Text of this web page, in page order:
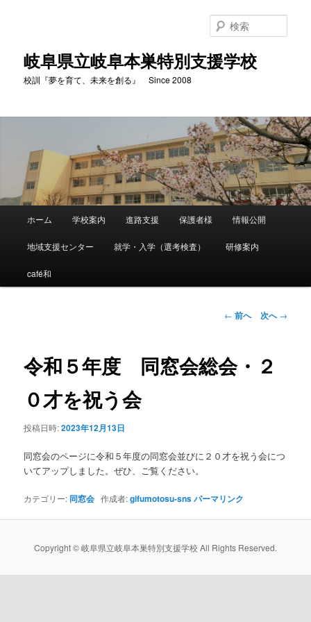
岐阜県立岐阜本巣特別支援学校
校訓『夢を育て、未来を創る』 Since 2008
索
ュ
メ
イ
ン
テ
ン
ツ
へ
動
ホーム 学校案内 進路支援 保護者様 情報公開
地域支援センター 就学・入学（選考検査） 研修案内
café和
投
ビ
ゲ
← 前へ 次へ→
令和５年度 同窓会総会・２
０才を祝う会
投稿日時:2023年12月13日
同窓会のページに令和５年度の同窓会並びに２０才を祝う会につ
いてアップしました。ぜひ、ご覧ください。
カテゴリー: 同窓会 作成者:gifumotosu-snsパーマリンク
Copyright © 岐阜県立岐阜本巣特別支援学校 All Rights Reserved.